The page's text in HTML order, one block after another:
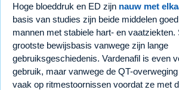
Hoge bloeddruk en ED zijn nauw met
basis van studies zijn beide middelen
mannen met stabiele hart- en vaatziekten.
grootste bewijsbasis vanwege zijn lange
gebruiksgeschiedenis. Vardenafil is even
gebruik, maar vanwege de QT-
vaak op ritmestoornissen voordat ze met